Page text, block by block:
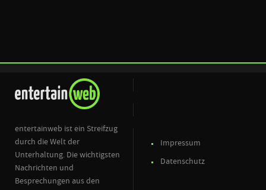
entertainweb ist ein Streifzug
durch die Welt der
Unterhaltung. Die wichtigsten
Nachrichten und
Besprechungen aus den
Impressum
Datenschutz